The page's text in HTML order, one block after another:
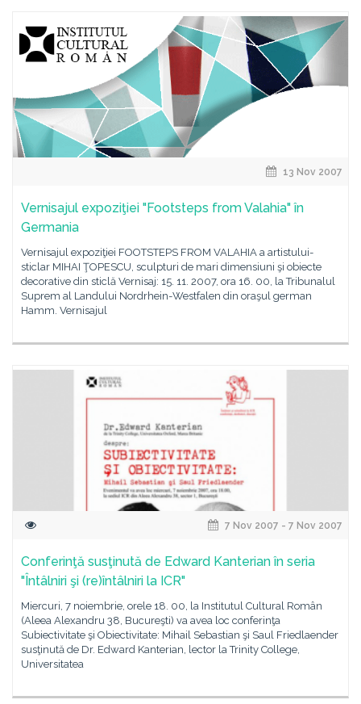
13 Nov 2007
Vernisajul expoziţiei "Footsteps from Valahia" în
Germania
Vernisajul expoziţiei FOOTSTEPS FROM VALAHIA a artistului-
sticlar MIHAI ŢOPESCU, sculpturi de mari dimensiuni şi obiecte
decorative din sticlă Vernisaj: 15. 11. 2007, ora 16. 00, la Tribunalul
Suprem al Landului Nordrhein-Westfalen din oraşul german
Hamm. Vernisajul
7 Nov 2007 - 7 Nov 2007
Conferinţă susţinută de Edward Kanterian în seria
"Întâlniri şi (re)întâlniri la ICR"
Miercuri, 7 noiembrie, orele 18. 00, la Institutul Cultural Român
(Aleea Alexandru 38, Bucureşti) va avea loc conferinţa
Subiectivitate şi Obiectivitate: Mihail Sebastian şi Saul Friedlaender
susţinută de Dr. Edward Kanterian, lector la Trinity College,
Universitatea